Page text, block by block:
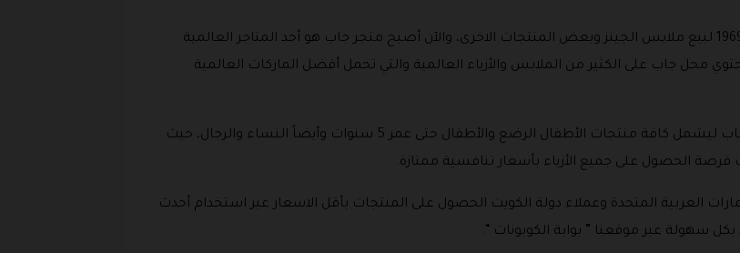
كانت بداية متجر جاب في الولايات المتحدة الأمريكية عام 1969 لبيع ملابس الجينز وبعض المنتجات الاخرى، والآن أصبح متجر جاب هو أحد المتاجر العالمية
محل جاب على الكثير من الملابس والأزياء العالمية والتي تحمل أفضل الماركات العالمية
يوجد الكثير من الأقسام الرئيسية داخل الموقع الرسمي جاب ليشمل كافة منتجات الأطفال الرضع والأطفال حتى عمر 5 سنوات وأيضاً النساء والرجال، حيث
فرصة الحصول على جميع الأزياء بأسعار تنافسية ممتازة.
العربية المتحدة وعملاء دولة الكويت الحصول على المنتجات بأقل الاسعار عبر استخدام أحدث
سهولة عبر موقعنا ” بوابة الكوبونات “.